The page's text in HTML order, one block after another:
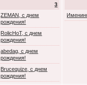
3
ZEMAN, с днем
рождения!
RolicHoT, с днем
рождения!
abedag, с днем
рождения!
Brucequize, с днем
рождения!